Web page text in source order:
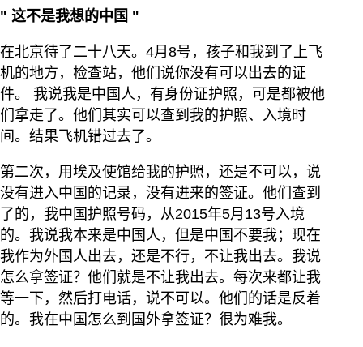
" 这不是我想的中国 "
在北京待了二十八天。4月8号，孩子和我到了上飞
机的地方，检查站，他们说你没有可以出去的证
件。 我说我是中国人，有身份证护照，可是都被他
们拿走了。他们其实可以查到我的护照、入境时
间。结果飞机错过去了。
第二次，用埃及使馆给我的护照，还是不可以，说
没有进入中国的记录，没有进来的签证。他们查到
了的，我中国护照号码，从2015年5月13号入境
的。我说我本来是中国人，但是中国不要我；现在
我作为外国人出去，还是不行，不让我出去。我说
怎么拿签证？他们就是不让我出去。每次来都让我
等一下，然后打电话，说不可以。他们的话是反着
的。我在中国怎么到国外拿签证？很为难我。